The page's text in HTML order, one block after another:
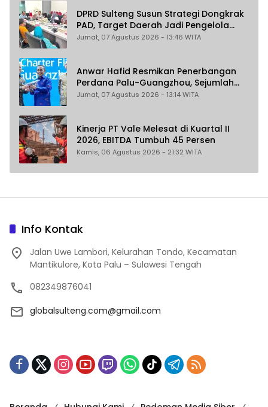
DPRD Sulteng Susun Strategi Dongkrak
PAD, Target Daerah Jadi Pengelola
Sekaligus Penghasil
Jumat, 07 Agustus 2026 - 13:46 WITA
Anwar Hafid Resmikan Penerbangan
Perdana Palu-Guangzhou, Sejumlah
Maskapai Jajaki Rute Malaysia dan
Jumat, 07 Agustus 2026 - 13:14 WITA
Kinerja PT Vale Melesat di Kuartal II
2026, EBITDA Tumbuh 45 Persen
Kamis, 06 Agustus 2026 - 21:32 WITA
Info Kontak
Jalan Uwe Lambori, Kelurahan Tondo, Kecamatan
Mantikulore, Kota Palu – Sulawesi Tengah
082349876041
globalsulteng.com@gmail.com